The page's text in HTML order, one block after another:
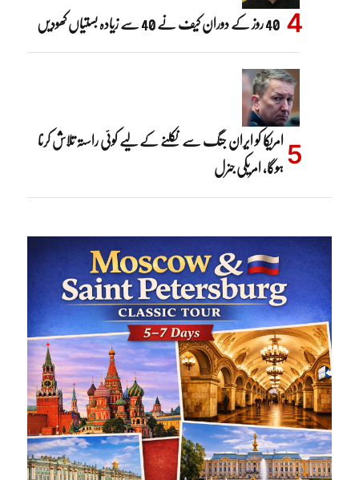
40 روز کے دوران کیف نے 40 سے زیادہ بستیاں کھودیں
امریکا کو ایران جنگ سے نکلنے کے لیے کوئی راستہ تلاش کرنا
ہوگا، امریکی جنرل